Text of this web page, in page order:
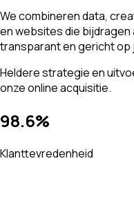
We combineren data,
en websites die bijdragen
transparant en gericht op
Heldere strategie en
onze online acquisitie.
98.6%
Klanttevredenheid